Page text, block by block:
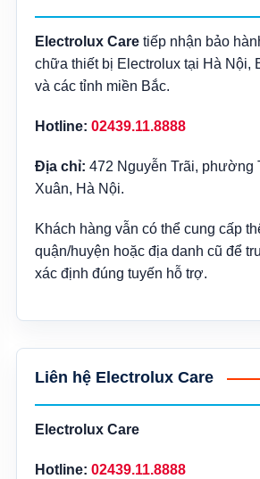
Electrolux Caretiếp nhận bảo
chữa thiết bị Electrolux tại Hà Nội,
và các tỉnh miền Bắc.
Hotline: 02439.11.8888
Địa chỉ: 472 Nguyễn Trãi, phường
Xuân, Hà Nội.
Khách hàng vẫn có thể cung cấp
quận/huyện hoặc địa danh cũ để
xác định đúng tuyến hỗ trợ.
Liên hệ Electrolux Care
Electrolux Care
Hotline: 02439.11.8888